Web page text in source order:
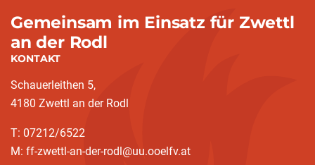
Gemeinsam im Einsatz für Zwettl
an der Rodl
KONTAKT
Schauerleithen 5,
4180 Zwettl an der Rodl
T: 07212/6522
M: ff-zwettl-an-der-rodl@uu.ooelfv.at